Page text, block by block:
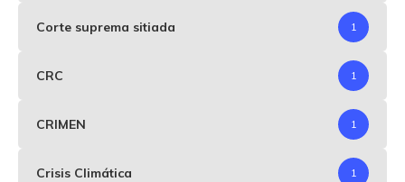
Corte suprema sitiada 1
CRC 1
CRIMEN 1
Crisis Climática 1